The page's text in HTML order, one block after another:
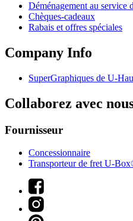
Déménagement au service
Chèques-cadeaux
Rabais et offres spéciales
Company Info
SuperGraphiques de U-
Collaborez avec
Fournisseur
Concessionnaire
Transporteur de fret U-